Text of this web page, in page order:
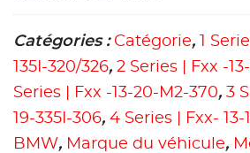
Catégories : Catégorie,
1
135I-320/326, 2 Series | Fxx -
Series | Fxx -13-20-M2-370, 3
19-335I-306, 4 Series | Fxx- 13-
BMW, Marque du véhicule,